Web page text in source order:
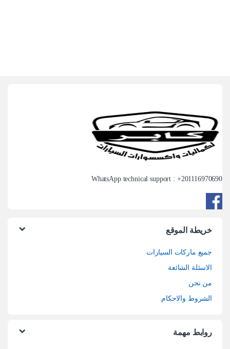
WhatsApp technical support : +201116970690
خريطة الموقع
جميع ماركات السيارات
الاسئلة الشائعة
من نحن
الشروط والاحكام
روابط مهمة